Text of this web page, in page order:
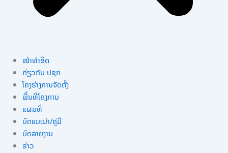
ໜ້າທຳອິດ
ກ່ຽວກັບ ປຊກ
ໂຄງຮ່າງການຈັດຕັ້ງ
ພື້ນທີ່ໂຄງການ
ແຜນທີ່
ບົດແນະນໍາ/ຄູ່ມື
ບົດລາຍງານ
ຂ່າວ